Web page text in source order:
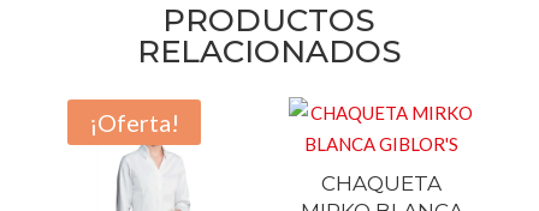
PRODUCTOS
RELACIONADOS
¡Oferta!
CHAQUETA